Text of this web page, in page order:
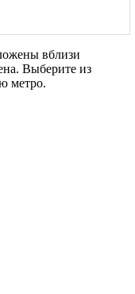
вблизи
Выберите из
метро.